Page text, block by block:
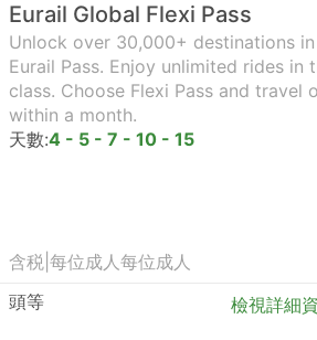
Eurail Global Flexi Pass
Unlock over 30,000+ destinations
Eurail Pass. Enjoy unlimited rides in
class. Choose Flexi Pass and travel
within a month.
天數:4 - 5 - 7 - 10 - 15
含税 每位成人每位成人
頭等
檢視詳細